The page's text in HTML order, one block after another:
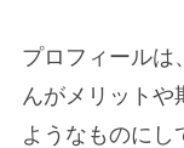
プロフィールは
んがメリットや
ようなものにし